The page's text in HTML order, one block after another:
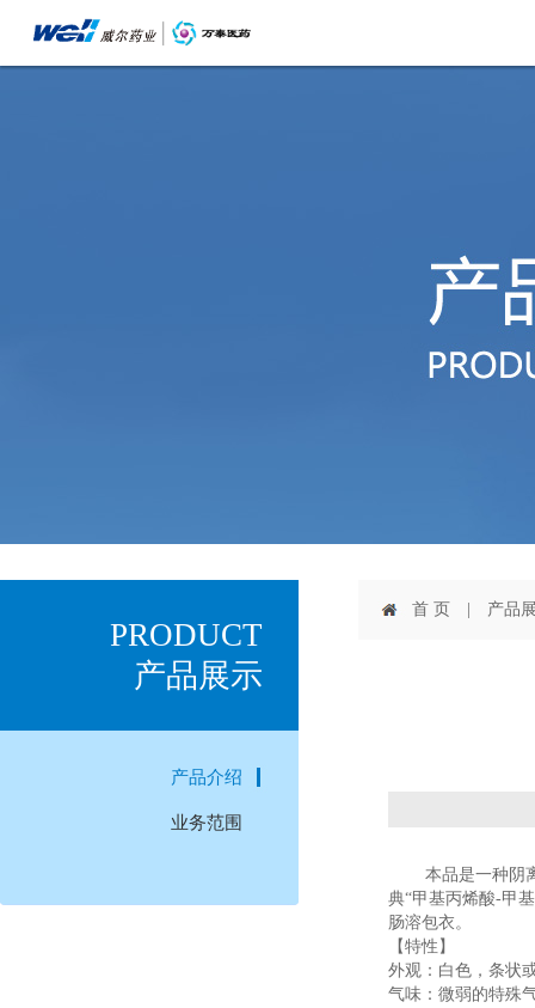
PRODUCT
产品展示
产品介绍
业务范围
首 页 | 产品
本品是一种阴
典“甲基丙烯酸-甲
肠溶包衣。
【特性】
外观：白色，条状
气味：微弱的特殊